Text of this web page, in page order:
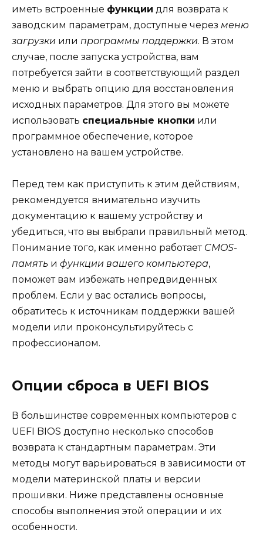
иметь встроенные функции для возврата к
заводским параметрам, доступные через меню
загрузки или программы поддержки. В этом
случае, после запуска устройства, вам
потребуется зайти в соответствующий раздел
меню и выбрать опцию для восстановления
исходных параметров. Для этого вы можете
использовать специальные кнопки или
программное обеспечение, которое
установлено на вашем устройстве.
Перед тем как приступить к этим действиям,
рекомендуется внимательно изучить
документацию к вашему устройству и
убедиться, что вы выбрали правильный метод.
Понимание того, как именно работает CMOS-
память и функции вашего компьютера,
поможет вам избежать непредвиденных
проблем. Если у вас остались вопросы,
обратитесь к источникам поддержки вашей
модели или проконсультируйтесь с
профессионалом.
Опции сброса в UEFI BIOS
В большинстве современных компьютеров с
UEFI BIOS доступно несколько способов
возврата к стандартным параметрам. Эти
методы могут варьироваться в зависимости от
модели материнской платы и версии
прошивки. Ниже представлены основные
способы выполнения этой операции и их
особенности.